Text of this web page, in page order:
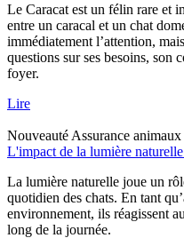
Le Caracat est un félin rare et
entre un caracal et un chat
immédiatement l’attention,
questions sur ses besoins, son
foyer.
Lire
Nouveauté Assurance animaux
L'impact de la lumière
La lumière naturelle joue un
quotidien des chats. En tant
environnement, ils réagissent
long de la journée.